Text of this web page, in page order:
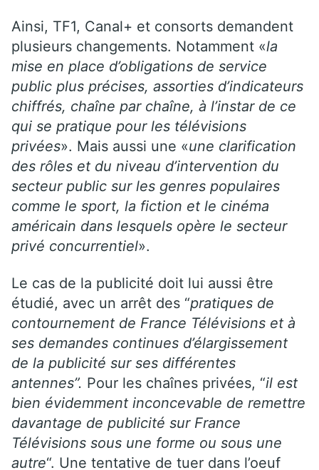
Ainsi, TF1, Canal+ et consorts demandent
plusieurs changements. Notamment «la
mise en place d’obligations de service
public plus précises, assorties d’indicateurs
chiffrés, chaîne par chaîne, à l’instar de ce
qui se pratique pour les télévisions
privées». Mais aussi une «une clarification
des rôles et du niveau d’intervention du
secteur public sur les genres populaires
comme le sport, la fiction et le cinéma
américain dans lesquels opère le secteur
privé concurrentiel».
Le cas de la publicité doit lui aussi être
étudié, avec un arrêt des “pratiques de
contournement de France Télévisions et à
ses demandes continues d’élargissement
de la publicité sur ses différentes
antennes”. Pour les chaînes privées, “il est
bien évidemment inconcevable de remettre
davantage de publicité sur France
Télévisions sous une forme ou sous une
autre“. Une tentative de tuer dans l’oeuf